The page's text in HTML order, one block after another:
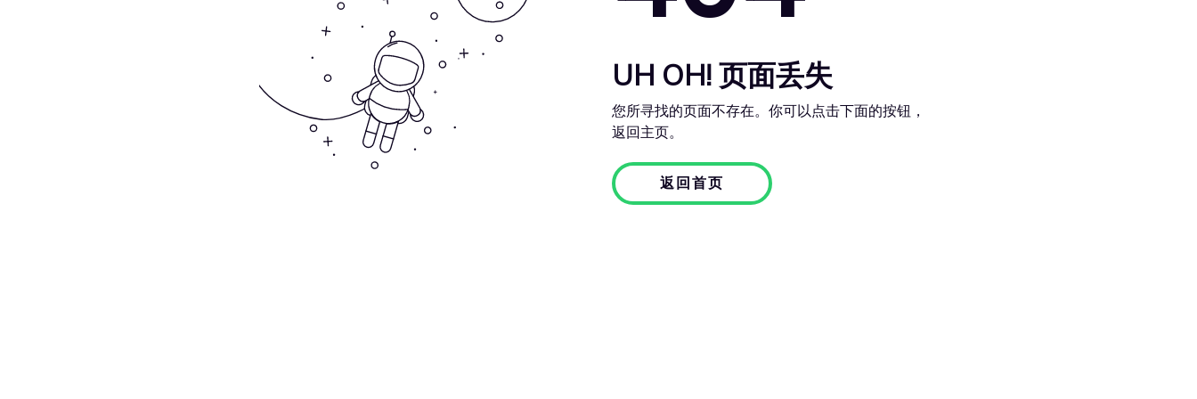
UH OH! 页面丢失
您所寻找的页面不存在。你可以点击下面的按钮，
返回主页。
返回首页